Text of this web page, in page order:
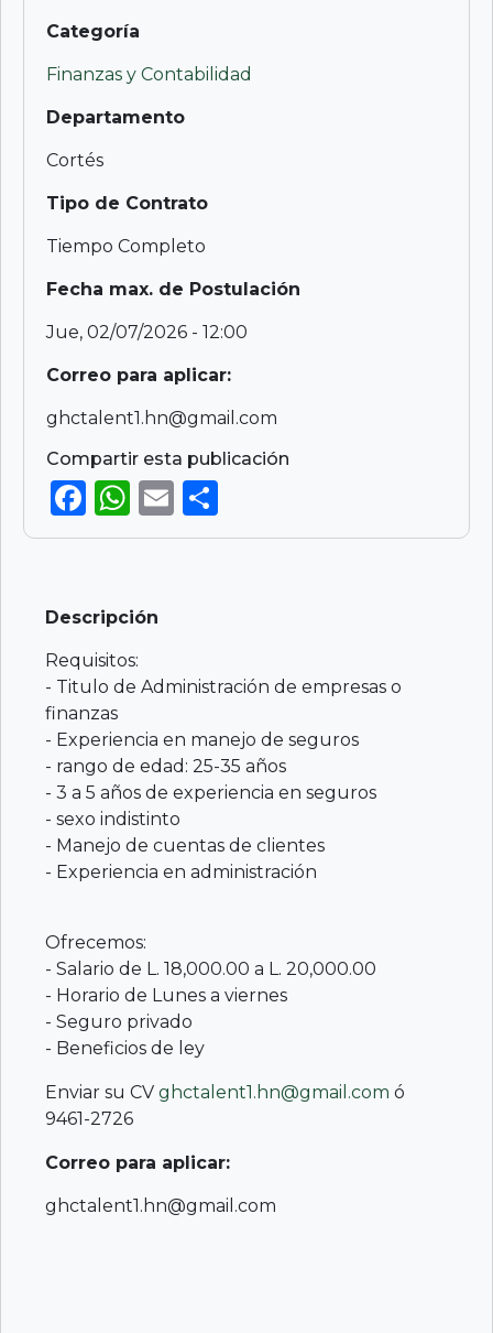
Categoría
Finanzas y Contabilidad
Departamento
Cortés
Tipo de Contrato
Tiempo Completo
Fecha max. de Postulación
Jue, 02/07/2026 - 12:00
Correo para aplicar:
ghctalent1.hn@gmail.com
Compartir esta publicación
F
a
e
b
o
o
k
W
h
ts
A
p
p
E
mh
Descripción
Requisitos:
- Titulo de Administración de empresas o
finanzas
- Experiencia en manejo de seguros
- rango de edad: 25-35 años
- 3 a 5 años de experiencia en seguros
- sexo indistinto
- Manejo de cuentas de clientes
- Experiencia en administración
Ofrecemos:
- Salario de L. 18,000.00 a L. 20,000.00
- Horario de Lunes a viernes
- Seguro privado
- Beneficios de ley
Enviar su CV ghctalent1.hn@gmail.com ó
9461-2726
Correo para aplicar:
ghctalent1.hn@gmail.com